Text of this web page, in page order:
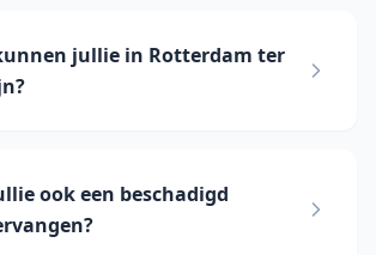
jullie in Rotterdam ter
ook een beschadigd